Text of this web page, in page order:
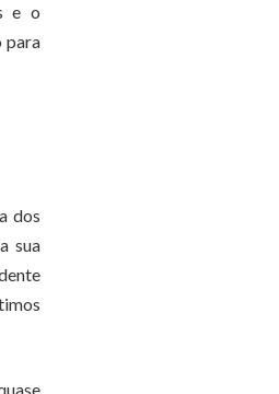
e o
para
dos
sua